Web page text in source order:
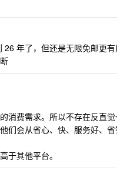
年了，但还是无限免邮更有
费需求。所以不存在反直觉
会从省心、快、服务好、省
于其他平台。